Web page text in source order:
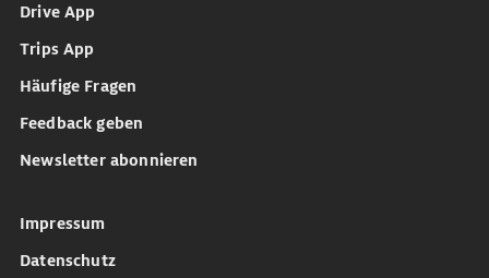
Drive App
Trips App
Häufige Fragen
Feedback geben
Newsletter abonnieren
Impressum
Datenschutz